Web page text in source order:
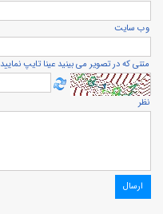
وب سایت
متنی که در تصویر می بینید عینا تایپ نمایید
نظر